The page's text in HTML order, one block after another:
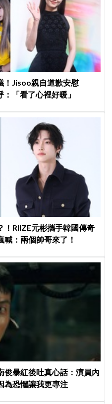
！Jisoo親自道歉安慰
「看了心裡好暖」
！RIIZE元彬攜手韓國傳奇
：兩個帥哥來了！
俊暴紅後吐真心話：演員內
為恐懼讓我更專注